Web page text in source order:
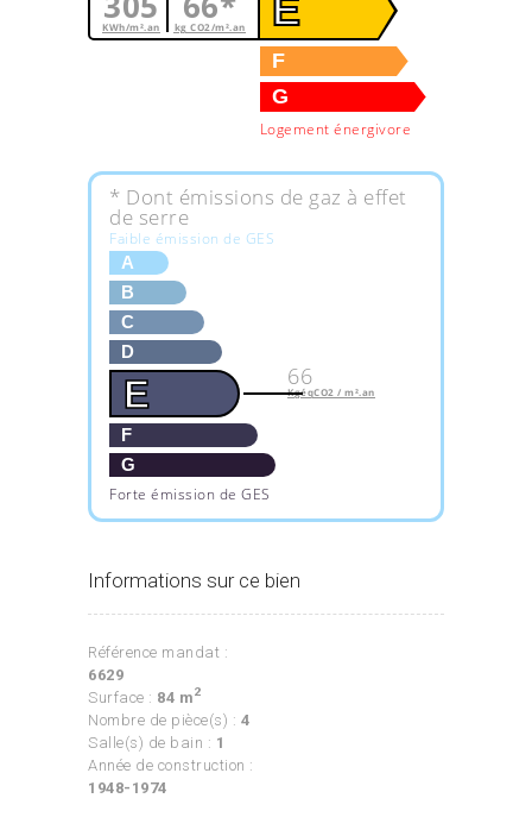
KWh/m².an kg CO2/m².an E
F
G
Logement énergivore
* Dont émissions de gaz à effet
de serre
Faible émission de GES
A
B
C
D
E
F
G
Forte émission de GES
66
KgéqCO2 / m².an
Informations sur ce bien
Référence mandat :
6629
Surface : 84 m2
Nombre de pièce(s) : 4
Salle(s) de bain : 1
Année de construction :
1948-1974